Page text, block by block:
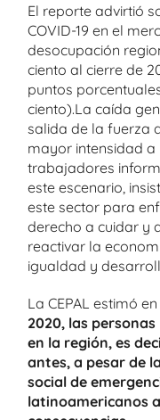
El reporte advirtió
COVID-19 en el
desocupación
ciento al cierre de
puntos
ciento).La caída
salida de la fuerza
mayor intensidad
trabajadores
este escenario,
este sector para
derecho a cuidar y
reactivar la
igualdad y
La CEPAL estimó
2020, las
en la región, es
antes, a pesar de
social de
latinoamericanos